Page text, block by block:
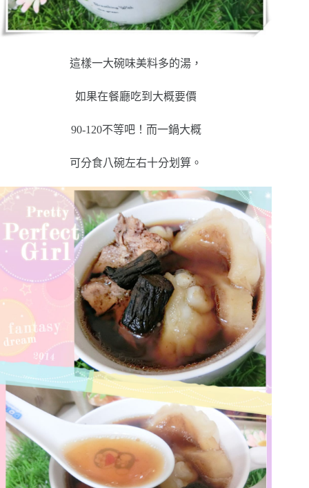
這樣一大碗味美料多的湯，
如果在餐廳吃到大概要價
90-120不等吧！而一鍋大概
可分食八碗左右十分划算。